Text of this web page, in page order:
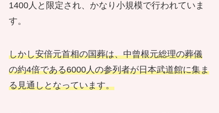
1400人と限定され、かなり小規模で行われていま
す。
しかし安倍元首相の国葬は、中曾根元総理の葬儀
の約4倍である6000人の参列者が日本武道館に集ま
る見通しとなっています。